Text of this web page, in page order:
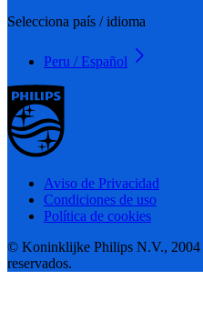
Selecciona país / idioma
Peru / Español
Aviso de Privacidad
Condiciones de uso
Política de cookies
© Koninklijke Philips N.V., 2004
reservados.